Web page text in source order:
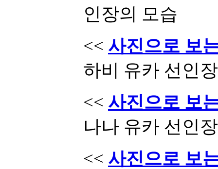
인장의 모습
<< 사진으로 보
하비 유카 선인
<< 사진으로 보
나나 유카 선인
<< 사진으로 보